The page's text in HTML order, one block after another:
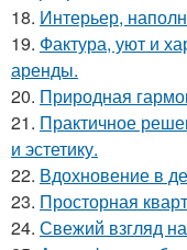
18. Интерьер,
19. Фактура, уют и
аренды.
20. Природная
21. Практичное
и эстетику.
22. Вдохновение в
23. Просторная
24. Свежий взгляд